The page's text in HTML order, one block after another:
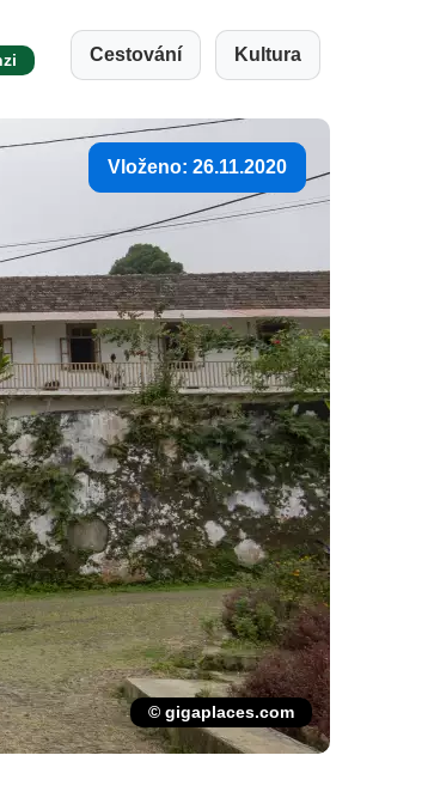
Cestování Kultura
Vloženo: 26.11.2020
© gigaplaces.com